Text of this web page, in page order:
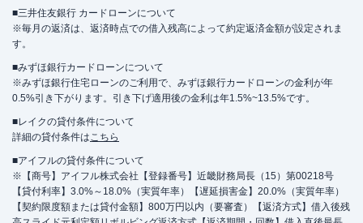
■三井住友銀行 カードローンについて
※毎月の返済は、返済時点での借入残高によって約定返済金額が設定されま
す。
■みずほ銀行カードローンについて
※みずほ銀行住宅ローンのご利用で、みずほ銀行カードローンの金利が年
0.5%引き下がります。引き下げ適用後の金利は年1.5%~13.5%です。
■レイクの貸付条件について
詳細の貸付条件はこちら
■アイフルの貸付条件について
※【商号】アイフル株式会社【登録番号】近畿財務局長（15）第00218号
【貸付利率】3.0%～18.0%（実質年率）【遅延損害金】20.0%（実質年率）
【契約限度額または貸付金額】800万円以内（要審査）【返済方式】借入後残